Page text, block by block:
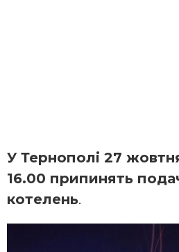
У Тернополі 27
16.00 припинять
котелень.